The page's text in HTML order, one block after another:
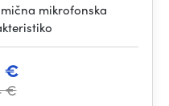
mikrofonska
€
€